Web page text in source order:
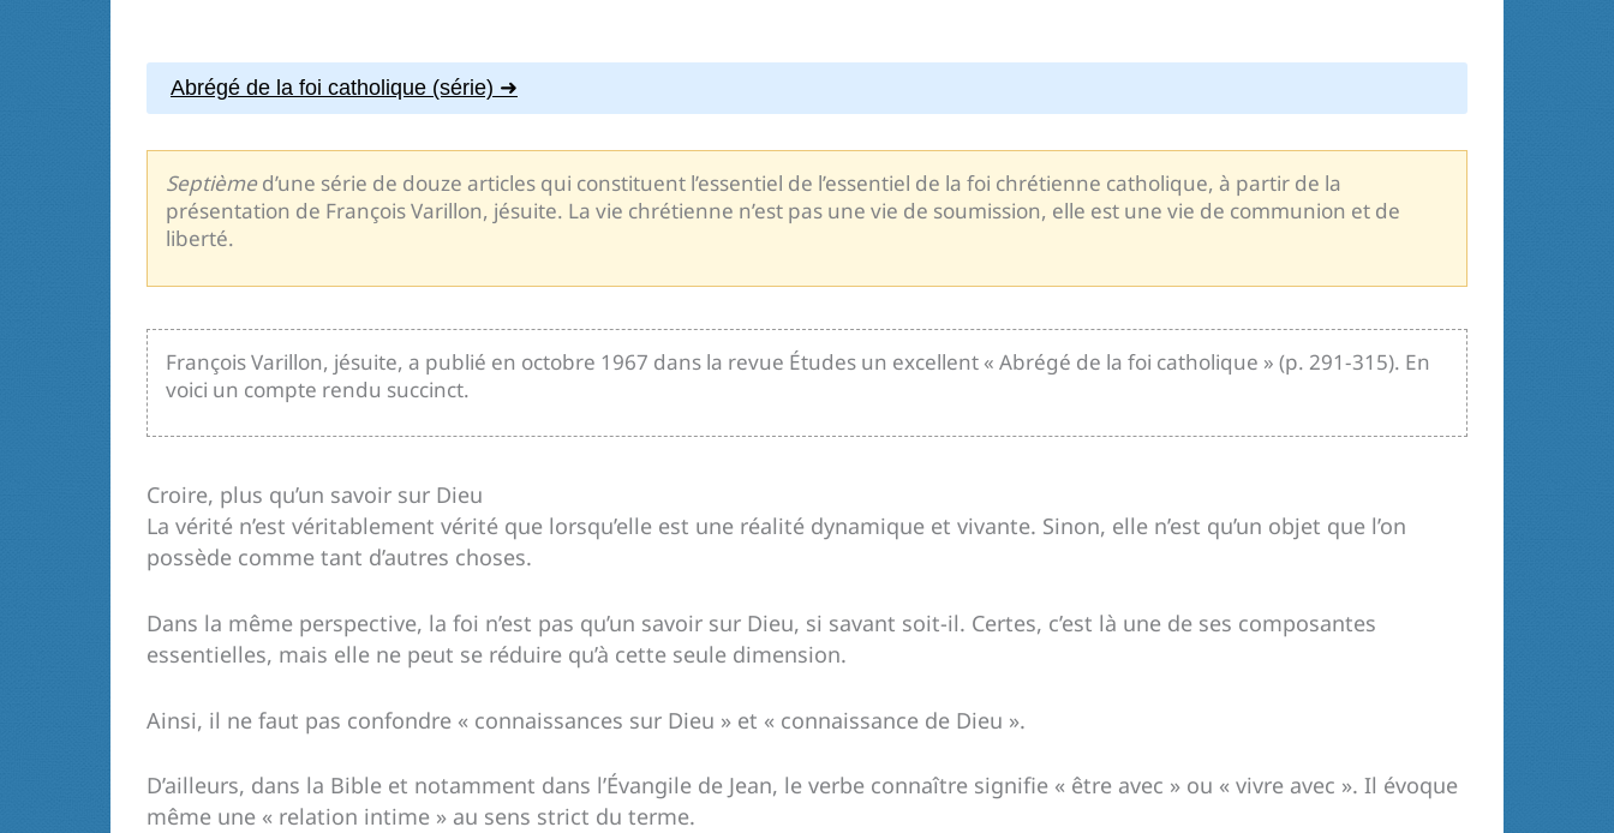
Abrégé de la foi catholique (série)
Septièmed’une série de douze articles qui constituent l’essentiel de l’essentiel de la foi chrétienne catholique, à partir de la
présentation de François Varillon, jésuite. La vie chrétienne n’est pas une vie de soumission, elle est une vie de communion et de
liberté.
François Varillon, jésuite, a publié en octobre 1967 dans la revue Études un excellent « Abrégé de la foi catholique » (p. 291-315). En
voici un compte rendu succinct.
Croire, plus qu’un savoir sur Dieu
La vérité n’est véritablement vérité que lorsqu’elle est une réalité dynamique et vivante. Sinon, elle n’est qu’un objet que l’on
possède comme tant d’autres choses.
Dans la même perspective, la foi n’est pas qu’un savoir sur Dieu, si savant soit-il. Certes, c’est là une de ses composantes
essentielles, mais elle ne peut se réduire qu’à cette seule dimension.
Ainsi, il ne faut pas confondre « connaissances sur Dieu » et « connaissance de Dieu ».
D’ailleurs, dans la Bible et notamment dans l’Évangile de Jean, le verbe connaître signifie « être avec » ou « vivre avec ». Il évoque
même une « relation intime » au sens strict du terme.